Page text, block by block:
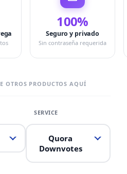
100%
Seguro y privado
Sin contraseña requerida
OTROS PRODUCTOS AQUÍ
Quora
Downvotes